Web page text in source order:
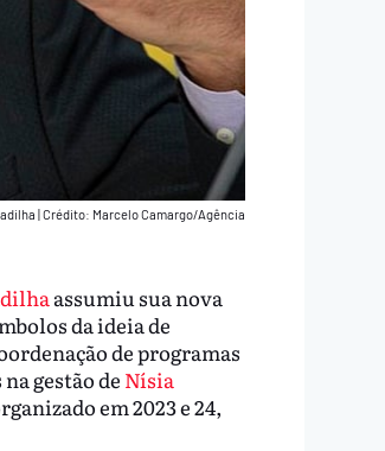
|Crédito: Marcelo Camargo/Agência
assumiu sua nova
da ideia de
de programas
gestão de Nísia
em 2023 e 24,